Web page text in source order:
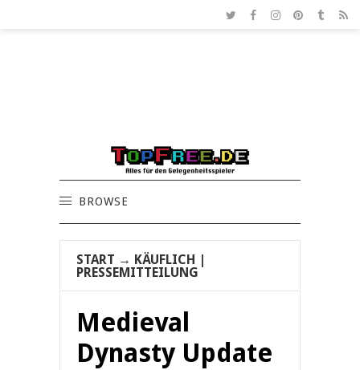
BROWSE
START → KÄUFLICH
PRESSEMITTEILUNG
Medieval
Dynasty Update